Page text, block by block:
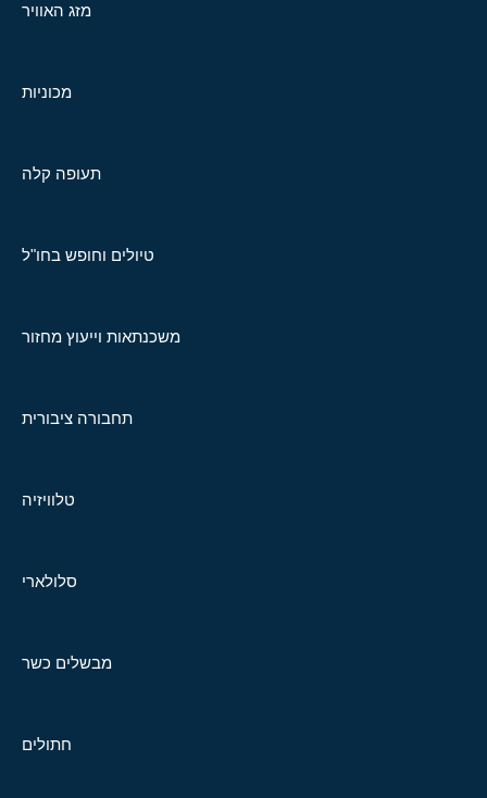
מזג האוויר
מכוניות
תעופה קלה
טיולים וחופש בחו"ל
משכנתאות וייעוץ מחזור
תחבורה ציבורית
טלוויזיה
סלולארי
מבשלים כשר
חתולים